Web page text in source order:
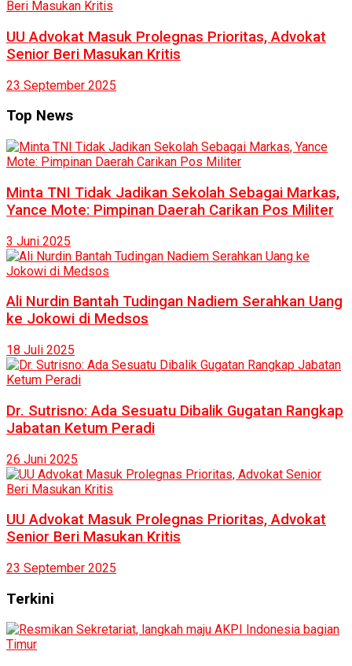
UU Advokat Masuk Prolegnas Prioritas, Advokat
Senior Beri Masukan Kritis
23 September 2025
Top News
Minta TNI Tidak Jadikan Sekolah Sebagai Markas,
Yance Mote: Pimpinan Daerah Carikan Pos Militer
3 Juni 2025
Ali Nurdin Bantah Tudingan Nadiem Serahkan Uang
ke Jokowi di Medsos
18 Juli 2025
Dr. Sutrisno: Ada Sesuatu Dibalik Gugatan Rangkap
Jabatan Ketum Peradi
26 Juni 2025
UU Advokat Masuk Prolegnas Prioritas, Advokat
Senior Beri Masukan Kritis
23 September 2025
Terkini